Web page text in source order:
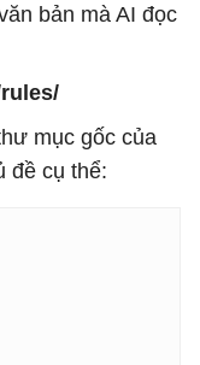
bản mà AI đọc
mục gốc của
đề cụ thể: